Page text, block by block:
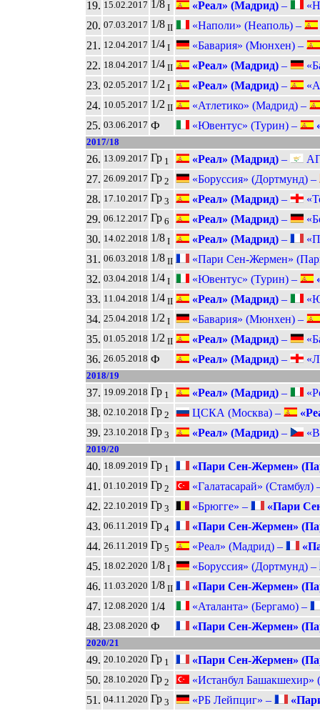
19. 15.02.2017 1/8I «Реал» (Мадрид)–
20. 07.03.2017 1/8II «Наполи» (Неаполь) –
21. 12.04.2017 1/4I «Бавария» (Мюнхен) –
22. 18.04.2017 1/4II «Реал» (Мадрид)–
23. 02.05.2017 1/2I «Реал» (Мадрид)–
24. 10.05.2017 1/2II
«Атлетико» (Мадрид) –
25. 03.06.2017 Ф «Ювентус» (Турин) –
2017/18
26. 13.09.2017 Гр1 «Реал» (Мадрид)–
27. 26.09.2017 Гр2
«Боруссия» (Дортмунд) –
28. 17.10.2017 Гр3 «Реал» (Мадрид)–
29. 06.12.2017 Гр6 «Реал» (Мадрид)–
30. 14.02.2018 1/8I «Реал» (Мадрид)–
31. 06.03.2018 1/8II
«Пари Сен-Жермен»
32. 03.04.2018 1/4I «Ювентус» (Турин) –
33. 11.04.2018 1/4II «Реал» (Мадрид)–
34. 25.04.2018 1/2I «Бавария» (Мюнхен) –
35. 01.05.2018 1/2II «Реал» (Мадрид)–
36. 26.05.2018 Ф «Реал» (Мадрид)–
2018/19
37. 19.09.2018 Гр1 «Реал» (Мадрид)–
38. 02.10.2018 Гр2 ЦСКА (Москва) –
39. 23.10.2018 Гр3 «Реал» (Мадрид)–
2019/20
40. 18.09.2019 Гр1
«Пари Сен-Жермен»
41. 01.10.2019 Гр2
«Галатасарай» (Стамбул)
42. 22.10.2019 Гр3 «Брюгге» –
«Пари
43. 06.11.2019 Гр4
«Пари Сен-Жермен»
44. 26.11.2019 Гр5 «Реал» (Мадрид) –
45. 18.02.2020 1/8I
«Боруссия» (Дортмунд) –
46. 11.03.2020 1/8II
«Пари Сен-Жермен»
47. 12.08.2020 1/4
«Аталанта» (Бергамо) –
48. 23.08.2020 Ф «Пари Сен-Жермен»
2020/21
49. 20.10.2020 Гр1
«Пари Сен-Жермен»
50. 28.10.2020 Гр2
«Истанбул Башакшехир»
51. 04.11.2020 Гр3 «РБ Лейпциг» –